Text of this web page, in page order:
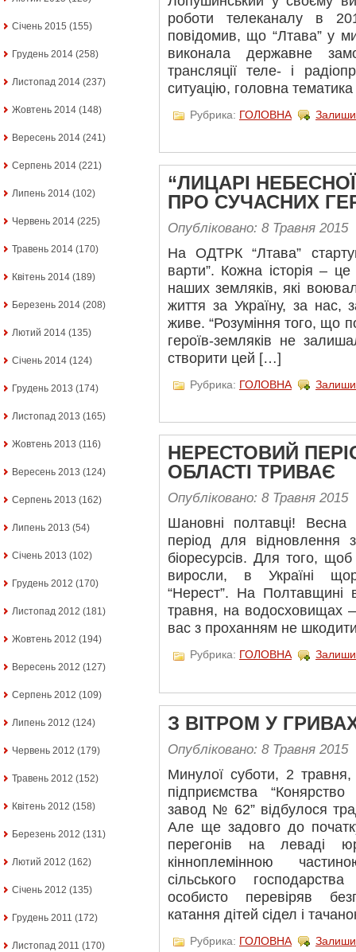
Січень 2015 (155)
Грудень 2014 (258)
Листопад 2014 (237)
Жовтень 2014 (148)
Вересень 2014 (241)
Серпень 2014 (221)
Липень 2014 (102)
Червень 2014 (225)
Травень 2014 (170)
Квітень 2014 (189)
Березень 2014 (208)
Лютий 2014 (135)
Січень 2014 (124)
Грудень 2013 (174)
Листопад 2013 (165)
Жовтень 2013 (116)
Вересень 2013 (124)
Серпень 2013 (162)
Липень 2013 (54)
Січень 2013 (102)
Грудень 2012 (170)
Листопад 2012 (181)
Жовтень 2012 (194)
Вересень 2012 (127)
Серпень 2012 (109)
Липень 2012 (124)
Червень 2012 (179)
Травень 2012 (152)
Квітень 2012 (158)
Березень 2012 (131)
Лютий 2012 (162)
Січень 2012 (135)
Грудень 2011 (172)
Листопад 2011 (170)
роботи телеканалу в
повідомив, що “Лтава” у
виконала державне
трансляції теле- і
ситуацію, головна
Рубрика: ГОЛОВНА
“ЛИЦАРІ НЕБЕСНОЇ
ПРО СУЧАСНИХ
Опубліковано: 8 Травня 2015
На ОДТРК “Лтава”
варти”. Кожна історія – це
наших земляків, які
життя за Україну, за нас,
живе. “Розуміння того, що
героїв-земляків не
створити цей […]
Рубрика: ГОЛОВНА
НЕРЕСТОВИЙ
ОБЛАСТІ ТРИВАЄ
Опубліковано: 8 Травня 2015
Шановні полтавці!
період для відновлення
біоресурсів. Для того,
виросли, в Україні
“Нерест”. На Полтавщині
травня, на водосховищах
вас з проханням не
Рубрика: ГОЛОВНА
З ВІТРОМ У
Опубліковано: 8 Травня 2015
Минулої суботи, 2 травня,
підприємства “Конярство
завод № 62” відбулося
Але ще задовго до
перегонів на леваді
кінноплемінною
сільського
особисто перевіряв
катання дітей сідел і
Рубрика: ГОЛОВНА